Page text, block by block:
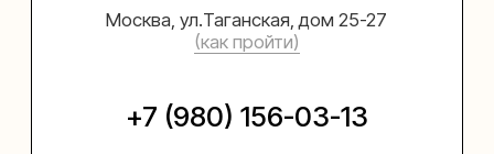
Sospeso wrap
О нас
В личный кабинет